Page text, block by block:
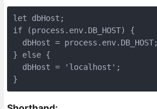
let dbHost;
if (process.env.DB_HOST) {
  dbHost = process.env.DB_HOST;
} else {
  dbHost = 'localhost';
}